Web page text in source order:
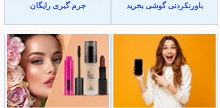
باورنکردنی گوشی بخرید
جرم گیری رایگان